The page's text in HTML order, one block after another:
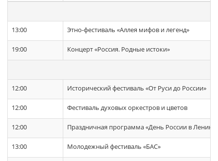
13:00 Этно-фестиваль «Аллея мифов и легенд»
19:00 Концерт «Россия. Родные истоки»
12:00 Исторический фестиваль «От Руси до России»
12:00 Фестиваль духовых оркестров и цветов
12:00 Праздничная программа «День России в
13:00 Молодежный фестиваль «БАС»